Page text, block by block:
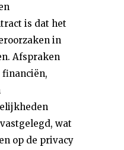
is dat het
in
Afspraken
financiën,
wat
op de privacy